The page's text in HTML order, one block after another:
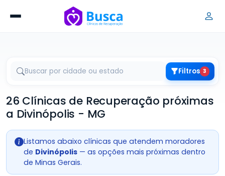
Filtros 3
26 Clínicas de Recuperação próximas
a Divinópolis - MG
Listamos abaixo clínicas que atendem moradores
de Divinópolis — as opções mais próximas dentro
de Minas Gerais.